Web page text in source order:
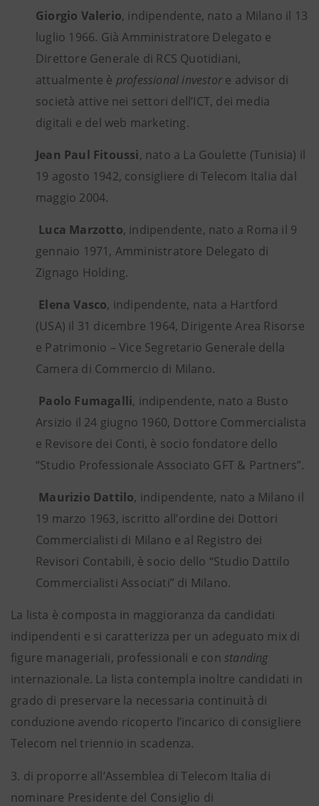
Giorgio Valerio, indipendente, nato a Milano il 13
luglio 1966. Già Amministratore Delegato e
Direttore Generale di RCS Quotidiani,
attualmente è professional investore advisor di
società attive nei settori dell’ICT, dei media
digitali e del web marketing.
Jean Paul Fitoussi, nato a La Goulette (Tunisia) il
19 agosto 1942, consigliere di Telecom Italia dal
maggio 2004.
Luca Marzotto, indipendente, nato a Roma il 9
gennaio 1971, Amministratore Delegato di
Zignago Holding.
Elena Vasco, indipendente, nata a Hartford
(USA) il 31 dicembre 1964, Dirigente Area Risorse
e Patrimonio – Vice Segretario Generale della
Camera di Commercio di Milano.
Paolo Fumagalli, indipendente, nato a Busto
Arsizio il 24 giugno 1960, Dottore Commercialista
e Revisore dei Conti, è socio fondatore dello
“Studio Professionale Associato GFT & Partners”.
Maurizio Dattilo, indipendente, nato a Milano il
19 marzo 1963, iscritto all’ordine dei Dottori
Commercialisti di Milano e al Registro dei
Revisori Contabili, è socio dello “Studio Dattilo
Commercialisti Associati” di Milano.
La lista è composta in maggioranza da candidati
indipendenti e si caratterizza per un adeguato mix di
figure manageriali, professionali e con standing
internazionale. La lista contempla inoltre candidati in
grado di preservare la necessaria continuità di
conduzione avendo ricoperto l’incarico di consigliere
Telecom nel triennio in scadenza.
3. di proporre all’Assemblea di Telecom Italia di
nominare Presidente del Consiglio di